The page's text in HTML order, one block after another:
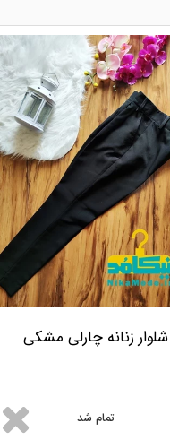
شلوار زنانه چارلی مشکی
تمام شد